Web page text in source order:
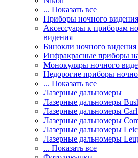
... Показать все
Приборы ночного видения
Аксессуары к приборам
видения
Бинокли ночного видения
Инфракрасные приборы
Монокуляры ночного
Недорогие приборы
... Показать все
Лазерные дальномеры
Лазерные дальномеры
Лазерные дальномеры
Лазерные дальномеры
Лазерные дальномеры
Лазерные дальномеры
... Показать все